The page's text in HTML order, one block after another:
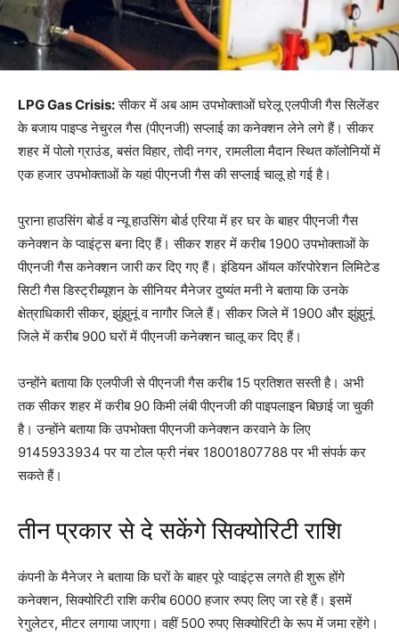
LPG Gas Crisis:सीकर में अब आम उपभोक्ताओं घरेलू एलपीजी गैस सिलेंडर
के बजाय पाइप्ड नेचुरल गैस (पीएनजी) सप्लाई का कनेक्शन लेने लगे हैं। सीकर
शहर में पोलो ग्राउंड, बसंत विहार, तोदी नगर, रामलीला मैदान स्थित कॉलोनियों में
एक हजार उपभोक्ताओं के यहां पीएनजी गैस की सप्लाई चालू हो गई है।
पुराना हाउसिंग बोर्ड व न्यू हाउसिंग बोर्ड एरिया में हर घर के बाहर पीएनजी गैस
कनेक्शन के प्वाइंट्स बना दिए हैं। सीकर शहर में करीब 1900 उपभोक्ताओं के
पीएनजी गैस कनेक्शन जारी कर दिए गए हैं। इंडियन ऑयल कॉरपोरेशन लिमिटेड
सिटी गैस डिस्ट्रीब्यूशन के सीनियर मैनेजर दुष्यंत मनी ने बताया कि उनके
क्षेत्राधिकारी सीकर, झुंझुनूं व नागौर जिले हैं। सीकर जिले में 1900 और झुंझुनूं
जिले में करीब 900 घरों में पीएनजी कनेक्शन चालू कर दिए हैं।
उन्होंने बताया कि एलपीजी से पीएनजी गैस करीब 15 प्रतिशत सस्ती है। अभी
तक सीकर शहर में करीब 90 किमी लंबी पीएनजी की पाइपलाइन बिछाई जा चुकी
है। उन्होंने बताया कि उपभोक्ता पीएनजी कनेक्शन करवाने के लिए
9145933934 पर या टोल फ्री नंबर 18001807788 पर भी संपर्क कर
सकते हैं।
तीन प्रकार से दे सकेंगे सिक्योरिटी राशि
कंपनी के मैनेजर ने बताया कि घरों के बाहर पूरे प्वाइंट्स लगते ही शुरू होंगे
कनेक्शन, सिक्योरिटी राशि करीब 6000 हजार रुपए लिए जा रहे हैं। इसमें
रेगुलेटर, मीटर लगाया जाएगा। वहीं 500 रुपए सिक्योरिटी के रूप में जमा रहेंगे।